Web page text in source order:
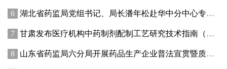
湖北省药监局党组书记、局长潘年松赴华中分中心专题调研全面从严治党工作 强调以高质量党建引领药监事业行稳致远
甘肃发布医疗机构中药制剂配制工艺研究技术指南（试行）
山东省药监局六分局开展药品生产企业普法宣贯暨质量管理提升座谈交流活动